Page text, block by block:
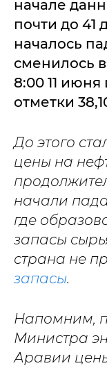
начале
почти до 41
началось
сменилось
8:00 11
отметки
До этого
цены на
начали
где
запасы
страна не
запасы.
Напомним,
Министра
Аравии